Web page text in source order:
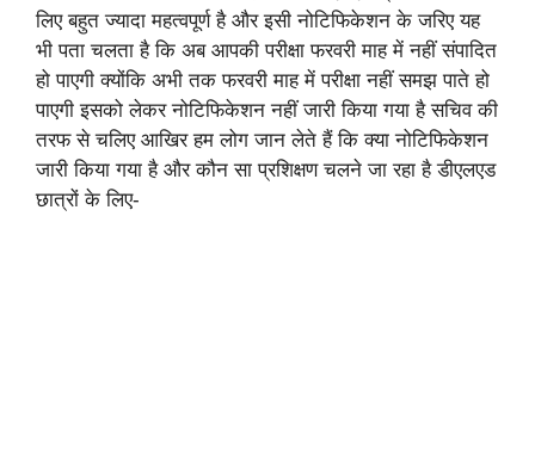
लिए बहुत ज्यादा महत्वपूर्ण है और इसी नोटिफिकेशन के जरिए यह
भी पता चलता है कि अब आपकी परीक्षा फरवरी माह में नहीं संपादित
हो पाएगी क्योंकि अभी तक फरवरी माह में परीक्षा नहीं समझ पाते हो
पाएगी इसको लेकर नोटिफिकेशन नहीं जारी किया गया है सचिव की
तरफ से चलिए आखिर हम लोग जान लेते हैं कि क्या नोटिफिकेशन
जारी किया गया है और कौन सा प्रशिक्षण चलने जा रहा है डीएलएड
छात्रों के लिए-